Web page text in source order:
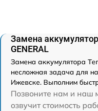
Замена
GENERAL
Замена аккумулятора
несложная задача для
Ижевске. Выполним
Позвоните нам и наш
озвучит стоимость